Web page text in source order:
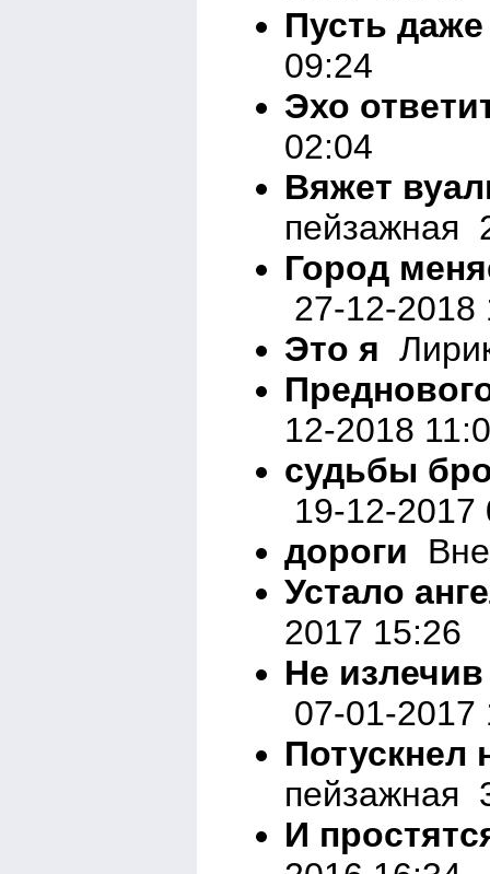
Пусть даже
09:24
Эхо
02:04
Вяжет
пейзажная
Город
27-12-2018
Это я
12-2018
судьбы
19-12-2017
дороги
Устало
2017 15:26
Не
07-01-2017
Потускнел
пейзажная
И